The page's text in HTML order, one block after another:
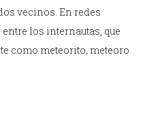
vecinos. En redes
los internautas, que
como meteorito, meteoro